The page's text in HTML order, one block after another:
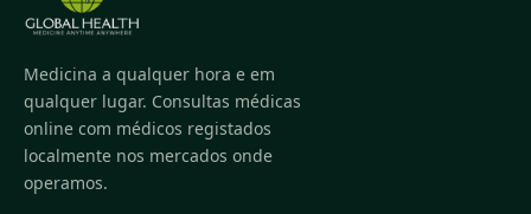
Medicina a qualquer hora e em
qualquer lugar. Consultas médicas
online com médicos registados
localmente nos mercados onde
operamos.